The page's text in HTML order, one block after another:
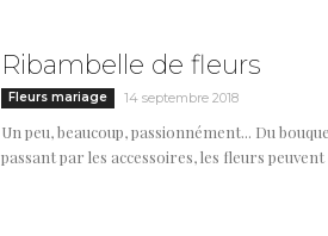
Ribambelle de fleurs
Fleurs mariage 14 septembre 2018
Un peu, beaucoup, passionnément... Du
passant par les accessoires, les fleurs